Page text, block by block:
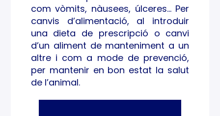
com vòmits, nàusees, úlceres… Per
canvis d’alimentació, al introduir
una dieta de prescripció o canvi
d’un aliment de manteniment a un
altre i com a mode de prevenció,
per mantenir en bon estat la salut
de l’animal.